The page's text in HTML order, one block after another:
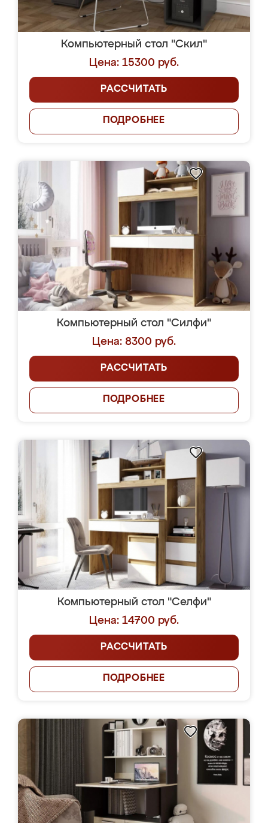
Компьютерный стол "Скил"
Цена: 15300 руб.
РАССЧИТАТЬ
ПОДРОБНЕЕ
Компьютерный стол "Силфи"
Цена: 8300 руб.
РАССЧИТАТЬ
ПОДРОБНЕЕ
Компьютерный стол "Селфи"
Цена: 14700 руб.
РАССЧИТАТЬ
ПОДРОБНЕЕ